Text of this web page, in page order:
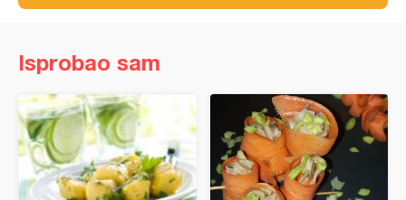
Isprobao sam